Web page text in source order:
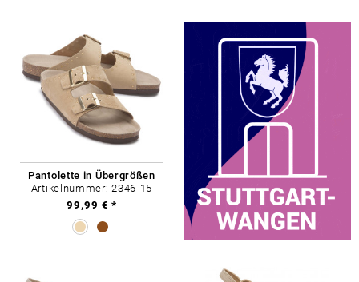
Pantolette in Übergrößen
Artikelnummer: 2346-15
99,99 € *